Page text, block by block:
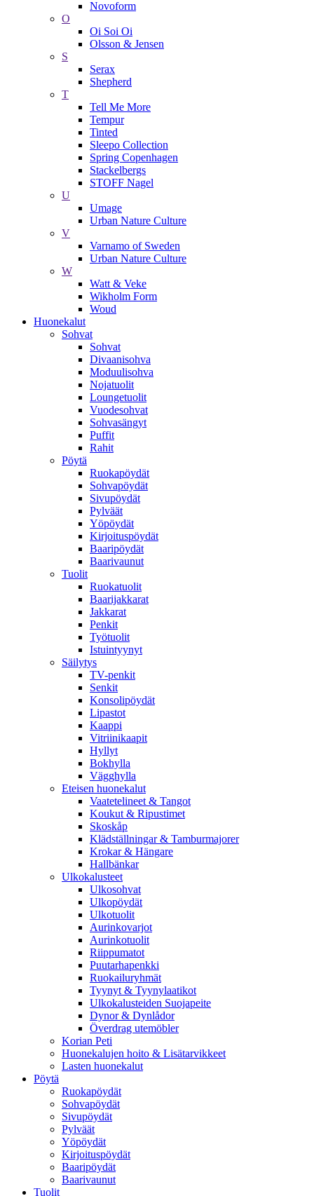
Novoform
O
Oi Soi Oi
Olsson & Jensen
S
Serax
Shepherd
T
Tell Me More
Tempur
Tinted
Sleepo Collection
Spring Copenhagen
Stackelbergs
STOFF Nagel
U
Umage
Urban Nature Culture
V
Varnamo of Sweden
Urban Nature Culture
W
Watt & Veke
Wikholm Form
Woud
Huonekalut
Sohvat
Sohvat
Divaanisohva
Moduulisohva
Nojatuolit
Loungetuolit
Vuodesohvat
Sohvasängyt
Puffit
Rahit
Pöytä
Ruokapöydät
Sohvapöydät
Sivupöydät
Pylväät
Yöpöydät
Kirjoituspöydät
Baaripöydät
Baarivaunut
Tuolit
Ruokatuolit
Baarijakkarat
Jakkarat
Penkit
Työtuolit
Istuintyynyt
Säilytys
TV-penkit
Senkit
Konsolipöydät
Lipastot
Kaappi
Vitriinikaapit
Hyllyt
Bokhylla
Vägghylla
Eteisen huonekalut
Vaatetelineet & Tangot
Koukut & Ripustimet
Skoskåp
Klädställningar & Tamburmajorer
Krokar & Hängare
Hallbänkar
Ulkokalusteet
Ulkosohvat
Ulkopöydät
Ulkotuolit
Aurinkovarjot
Aurinkotuolit
Riippumatot
Puutarhapenkki
Ruokailuryhmät
Tyynyt & Tyynylaatikot
Ulkokalusteiden Suojapeite
Dynor & Dynlådor
Överdrag utemöbler
Korian Peti
Huonekalujen hoito & Lisätarvikkeet
Lasten huonekalut
Pöytä
Ruokapöydät
Sohvapöydät
Sivupöydät
Pylväät
Yöpöydät
Kirjoituspöydät
Baaripöydät
Baarivaunut
Tuolit